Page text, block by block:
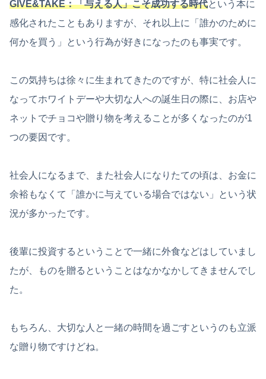
GIVE&TAKE：「与える人」こそ成功する時代という本に
感化されたこともありますが、それ以上に「誰かのために
何かを買う」という行為が好きになったのも事実です。
この気持ちは徐々に生まれてきたのですが、特に社会人に
なってホワイトデーや大切な人への誕生日の際に、お店や
ネットでチョコや贈り物を考えることが多くなったのが1
つの要因です。
社会人になるまで、また社会人になりたての頃は、お金に
余裕もなくて「誰かに与えている場合ではない」という状
況が多かったです。
後輩に投資するということで一緒に外食などはしていまし
たが、ものを贈るということはなかなかしてきませんでし
た。
もちろん、大切な人と一緒の時間を過ごすというのも立派
な贈り物ですけどね。